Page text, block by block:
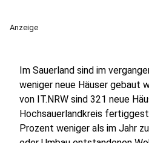
Anzeige
Im Sauerland sind im
weniger neue Häuser gebaut
von IT.NRW sind 321 neue
Hochsauerlandkreis
Prozent weniger als im Jahr